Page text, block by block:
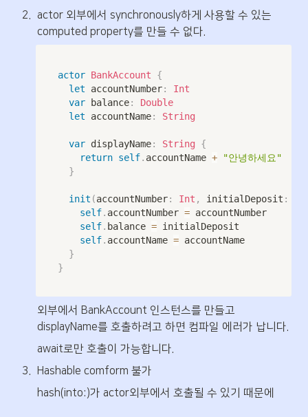
2.
actor 외부에서 synchronously하게 사용할 수 있는
computed property를 만들 수 없다.
actor BankAccount
{
let accountNumber:
Int
var balance:
Double
let accountName: String
var displayName: String
{
return self. accountName +
"안녕하세요"
}
init (accountNumber: Int , initialDeposit :
self. accountNumber = accountNumber
self. balance = initialDeposit
self. accountName = accountName
}
}
외부에서 BankAccount 인스턴스를 만들고
displayName를 호출하려고 하면 컴파일 에러가 납니다.
await로만 호출이 가능합니다.
3.
Hashable comform 불가
hash(into:)가 actor외부에서 호출될 수 있기 때문에